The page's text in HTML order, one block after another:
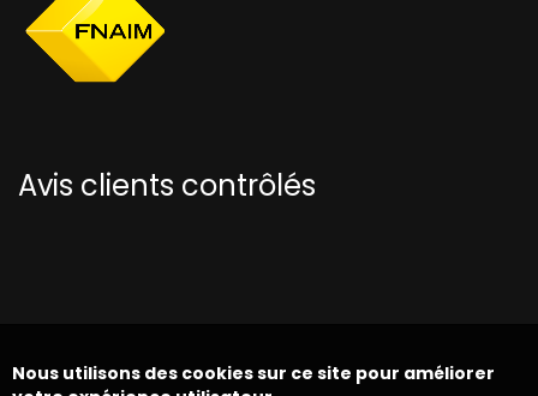
Avis clients contrôlés
Nous utilisons des cookies sur ce site pour améliorer